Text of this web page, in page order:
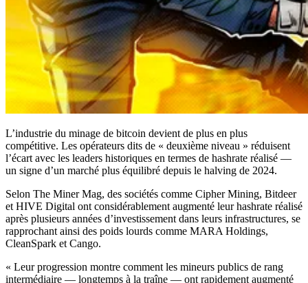
L’industrie du minage de bitcoin devient de plus en plus
compétitive. Les opérateurs dits de « deuxième niveau » réduisent
l’écart avec les leaders historiques en termes de hashrate réalisé —
un signe d’un marché plus équilibré depuis le halving de 2024.
Selon The Miner Mag, des sociétés comme Cipher Mining, Bitdeer
et HIVE Digital ont considérablement augmenté leur hashrate réalisé
après plusieurs années d’investissement dans leurs infrastructures, se
rapprochant ainsi des poids lourds comme MARA Holdings,
CleanSpark et Cango.
« Leur progression montre comment les mineurs publics de rang
intermédiaire — longtemps à la traîne — ont rapidement augmenté